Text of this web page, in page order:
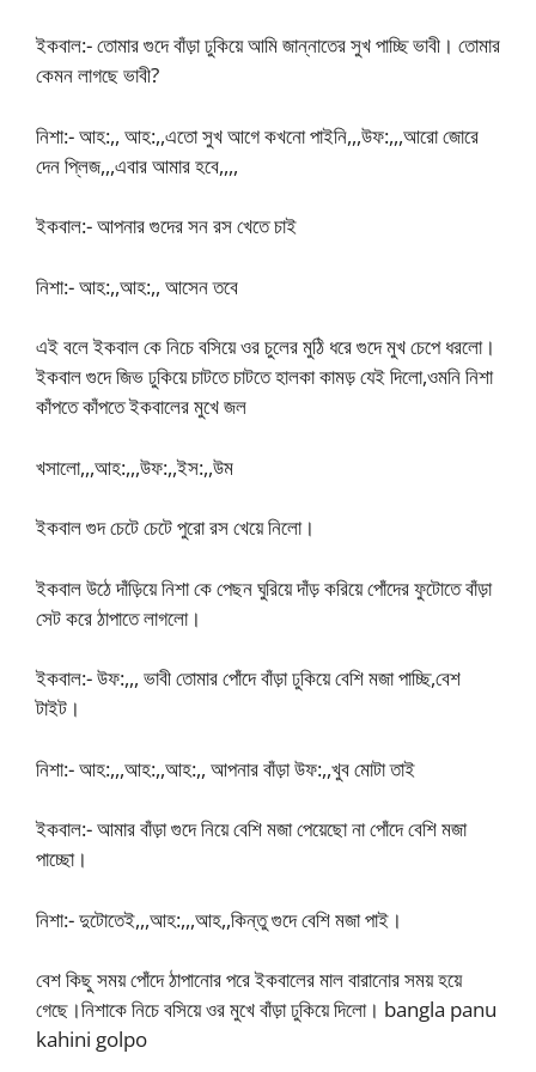
ইকবাল:- তোমার গুদে বাঁড়া ঢুকিয়ে আমি জান্নাতের সুখ পাচ্ছি ভাবী। তোমার
কেমন লাগছে ভাবী?
নিশা:- আহ:,, আহ:,,এতো সুখ আগে কখনো পাইনি,,,উফ:,,,আরো জোরে
দেন প্লিজ,,,এবার আমার হবে,,,,
ইকবাল:- আপনার গুদের সন রস খেতে চাই
নিশা:- আহ:,,আহ:,, আসেন তবে
এই বলে ইকবাল কে নিচে বসিয়ে ওর চুলের মুঠি ধরে গুদে মুখ চেপে ধরলো।
ইকবাল গুদে জিভ ঢুকিয়ে চাটতে চাটতে হালকা কামড় যেই দিলো,ওমনি নিশা
কাঁপতে কাঁপতে ইকবালের মুখে জল
খসালো,,,আহ:,,,উফ:,,ইস:,,উম
ইকবাল গুদ চেটে চেটে পুরো রস খেয়ে নিলো।
ইকবাল উঠে দাঁড়িয়ে নিশা কে পেছন ঘুরিয়ে দাঁড় করিয়ে পোঁদের ফুটোতে বাঁড়া
সেট করে ঠাপাতে লাগলো।
ইকবাল:- উফ:,,, ভাবী তোমার পোঁদে বাঁড়া ঢুকিয়ে বেশি মজা পাচ্ছি,বেশ
টাইট।
নিশা:- আহ:,,,আহ:,,আহ:,, আপনার বাঁড়া উফ:,,খুব মোটা তাই
ইকবাল:- আমার বাঁড়া গুদে নিয়ে বেশি মজা পেয়েছো না পোঁদে বেশি মজা
পাচ্ছো।
নিশা:- দুটোতেই,,,আহ:,,,আহ,,কিন্তু গুদে বেশি মজা পাই।
বেশ কিছু সময় পোঁদে ঠাপানোর পরে ইকবালের মাল বারানোর সময় হয়ে
গেছে।নিশাকে নিচে বসিয়ে ওর মুখে বাঁড়া ঢুকিয়ে দিলো। bangla panu
kahini golpo